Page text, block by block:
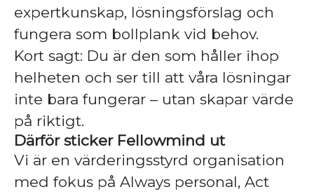
expertkunskap, lösningsförslag och
fungera som bollplank vid behov.
Kort sagt: Du är den som håller ihop
helheten och ser till att våra lösningar
inte bara fungerar – utan skapar värde
på riktigt.
Därför sticker Fellowmind ut
Vi är en värderingsstyrd organisation
med fokus på Always personal, Act